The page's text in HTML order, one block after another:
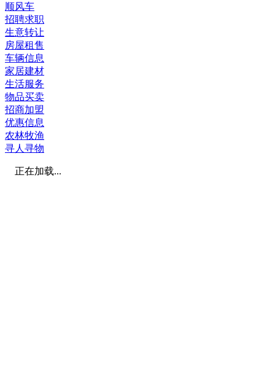
顺风车
招聘求职
生意转让
房屋租售
车辆信息
家居建材
生活服务
物品买卖
招商加盟
优惠信息
农林牧渔
寻人寻物
正在加载...